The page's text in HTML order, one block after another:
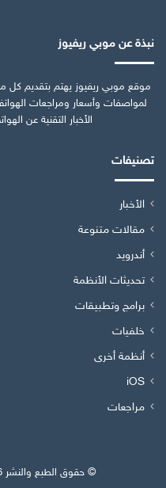
نبذة عن موبي ريفيوز
موقع موبي ريفيوز يهتم بتقديم
لمواصفات وأسعار ومراجعات
الأخبار التقنية عن
تصنيفات
الأخبار
مقالات متنوعة
أندرويد
تحديثات الأنظمة
برامج وتطبيقات
خلفيات
أنظمة أخرى
iOS
مراجعات
© حقوق الطبع والنشر 2026, جميع الحقوق محفوظة